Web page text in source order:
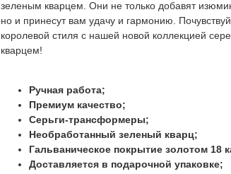
зеленым кварцем. Они не только добавят
но и принесут вам удачу и гармонию.
королевой стиля с нашей новой коллекцией
кварцем!
Ручная работа;
Премиум качество;
Серьги-трансформеры;
Необработанный зеленый кварц;
Гальваническое покрытие золотом 18
Доставляется в подарочной упаковке;